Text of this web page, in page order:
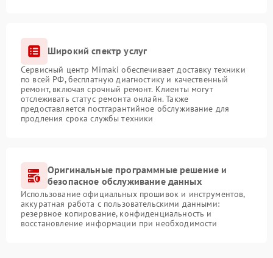
Широкий спектр услуг
Сервисный центр Mimaki обеспечивает доставку техники
по всей РФ, бесплатную диагностику и качественный
ремонт, включая срочный ремонт. Клиенты могут
отслеживать статус ремонта онлайн. Также
предоставляется постгарантийное обслуживание для
продления срока службы техники
Оригинальные программные решение и
безопасное обслуживание данных
Использование официальных прошивок и инструментов,
аккуратная работа с пользовательскими данными:
резервное копирование, конфиденциальность и
восстановление информации при необходимости